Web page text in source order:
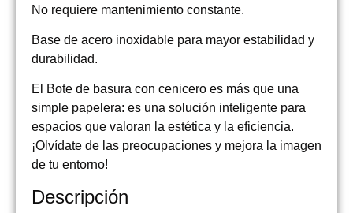
No requiere mantenimiento constante.
Base de acero inoxidable para mayor estabilidad y
durabilidad.
El Bote de basura con cenicero es más que una
simple papelera: es una solución inteligente para
espacios que valoran la estética y la eficiencia.
¡Olvídate de las preocupaciones y mejora la imagen
de tu entorno!
Descripción